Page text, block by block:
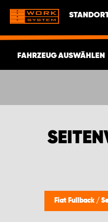
FAHRZEUG AUSWÄHLEN
Fiat Fullback /